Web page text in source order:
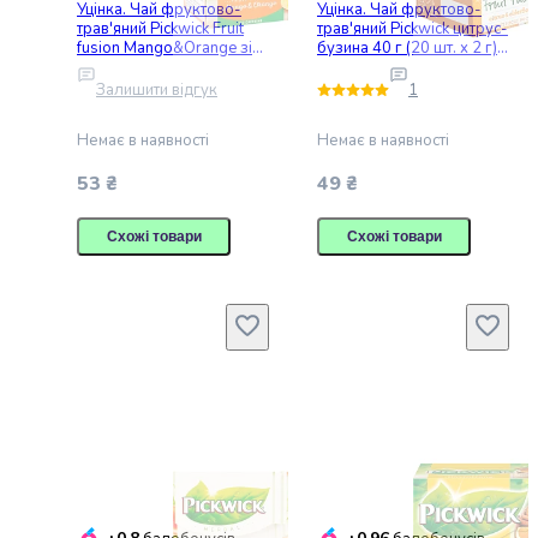
Ветпрепарати
для
кішок
Дім
відпочинок
та
контейнери
котів
Питні
фонтани
для
котів
Уцінка. Чай фруктово-
трав'яний Pickwick Fruit
fusion Mango&Orange зі
шматками манго та
цедрою апельсину 35 г
Залишити відгук
Немає в наявності
53 ₴
Схожі товари
Уцінка. Чай фруктово-
трав'яний Pickwick цитрус-
бузина 40 г (20 шт. х 2 г)
1
Немає в наявності
49 ₴
Схожі товари